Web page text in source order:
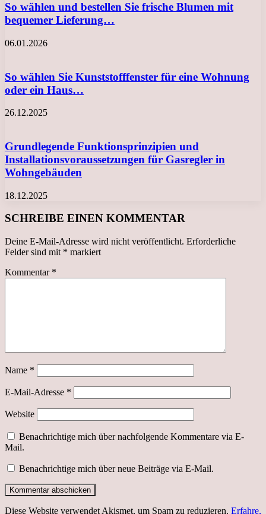
So wählen und bestellen Sie frische Blumen mit
bequemer Lieferung…
06.01.2026
So wählen Sie Kunststofffenster für eine Wohnung
oder ein Haus…
26.12.2025
Grundlegende Funktionsprinzipien und
Installationsvoraussetzungen für Gasregler in
Wohngebäuden
18.12.2025
SCHREIBE EINEN KOMMENTAR
Deine E-Mail-Adresse wird nicht veröffentlicht. Erforderliche
Felder sind mit * markiert
Kommentar *
Name *
E-Mail-Adresse *
Website
Benachrichtige mich über nachfolgende Kommentare via E-
Mail.
Benachrichtige mich über neue Beiträge via E-Mail.
Diese Website verwendet Akismet, um Spam zu reduzieren. Erfahre,